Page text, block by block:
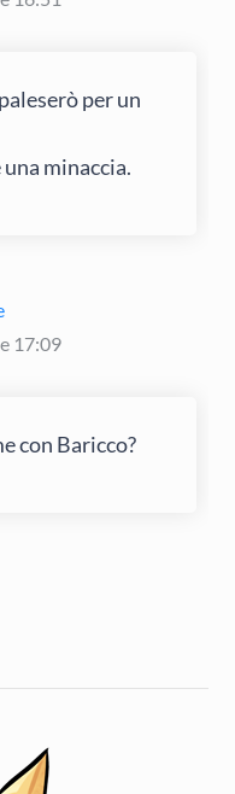
per un
minaccia.
17:09
con Baricco?